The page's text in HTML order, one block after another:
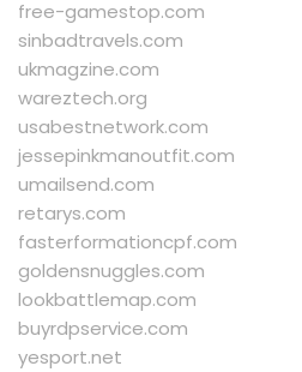
free-gamestop.com
sinbadtravels.com
ukmagzine.com
wareztech.org
usabestnetwork.com
jessepinkmanoutfit.com
umailsend.com
retarys.com
fasterformationcpf.com
goldensnuggles.com
lookbattlemap.com
buyrdpservice.com
yesport.net